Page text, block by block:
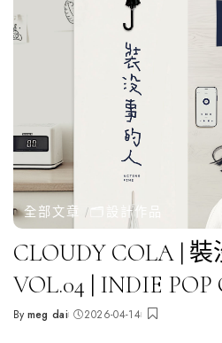
全部文章 🗂️設計作品
CLOUDY COLA | 裝
VOL.04 | INDIE POP
Posted
By meg dai 2026-04-14